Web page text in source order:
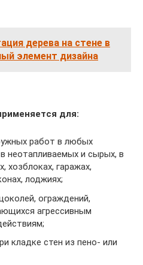
дерева на стене в
элемент дизайна
для:
работ в любых
неотапливаемых и сырых, в
хозблоках, гаражах,
лоджиях;
ограждений,
агрессивным
кладке стен из пено- или